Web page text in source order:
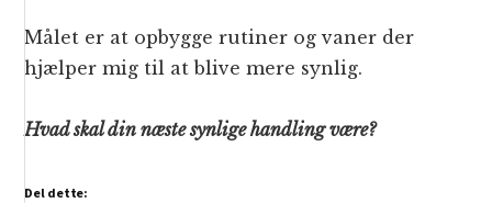
Målet er at opbygge rutiner og vaner der
hjælper mig til at blive mere synlig.
Hvad skal din næste synlige handling være?
Del dette: